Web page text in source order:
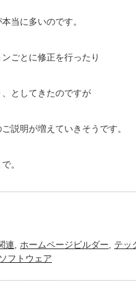
当に多いのです。
ごとに修正を行ったり
としてきたのですが
説明が増えていきそうです。
。
連, ホームページビルダー, テッ
ソフトウェア